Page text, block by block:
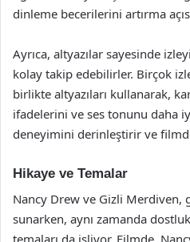
dinleme becerilerini artırma
Ayrıca, altyazılar sayesinde
kolay takip edebilirler. Birçok
birlikte altyazıları kullanarak,
ifadelerini ve ses tonunu daha
deneyimini derinleştirir ve
Hikaye ve Temalar
Nancy Drew ve Gizli Merdiven,
sunarken, aynı zamanda
temaları da işliyor. Filmde,